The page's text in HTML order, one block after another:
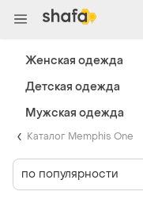
Каталог Memphis One
по популярности
Женская одежда
Детская одежда
Мужская одежда